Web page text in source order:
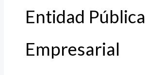
Entidad Pública
Empresarial